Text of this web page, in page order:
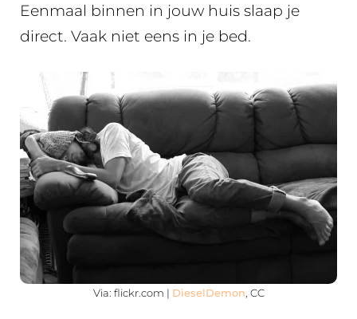
Eenmaal binnen in jouw huis slaap je
direct. Vaak niet eens in je bed.
Via: flickr.com | DieselDemon , CC